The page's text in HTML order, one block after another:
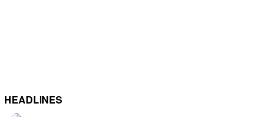
HEADLINES